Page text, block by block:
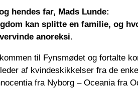
hendes far, Mads Lunde:
kan splitte en familie, og
anoreksi.
til Fynsmødet og fortalte
af kvindeskikkelser fra de
fra Nyborg – Oceania fra